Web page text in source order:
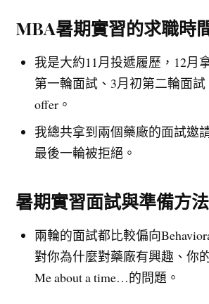
MBA暑期實習的求職時
我是大約11月投遞履歷，12月
第一輪面試、3月初第二輪面
offer。
我總共拿到兩個藥廠的面試邀
最後一輪被拒絕。
暑期實習面試與準備方法
兩輪的面試都比較偏向
對你為什麼對藥廠有興趣、你
Me about a time…的問題。